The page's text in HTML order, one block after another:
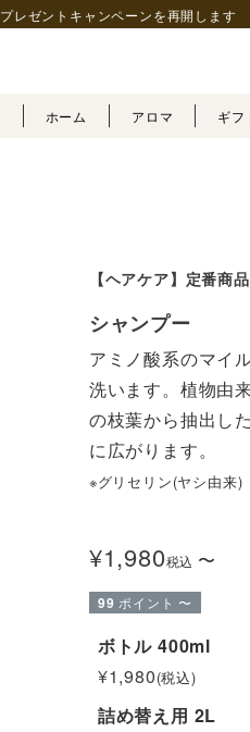
プレゼントキャンペーンを再開します
ホーム アロマ ギフ
【ヘアケア】定番商品
シャンプー
アミノ酸系のマイ
洗います。植物由
の枝葉から抽出し
※グリセリン(ヤシ由来)
¥1,980税込 〜
99 ポイント 〜
ボトル 400ml
¥1,980 税込
詰め替え用 2L